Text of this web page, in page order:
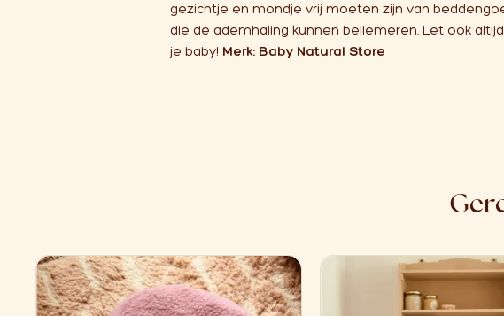
gezichtje en mondje vrij moeten zijn van
die de ademhaling kunnen bellemeren. Let ook
je baby! Merk: Baby Natural Store